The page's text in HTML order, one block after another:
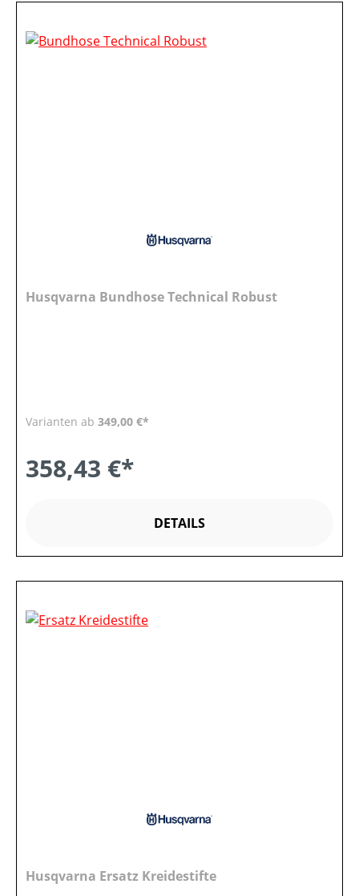
Husqvarna Bundhose Technical Robust
Varianten ab 349,00 €*
358,43 €*
DETAILS
Husqvarna Ersatz Kreidestifte